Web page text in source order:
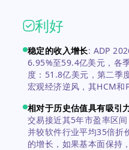
利好
稳定的收入增长: ADP
6.95%至59.4亿美元，各
度：51.8亿美元，第二季
宏观经济逆风，其HCM和
相对于历史估值具有吸引
交易接近其5年市盈率区
并较软件行业平均35倍折
的增长，如果基本面保持